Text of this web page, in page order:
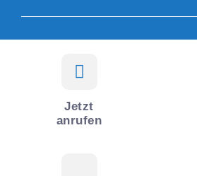
Jetzt
anrufen